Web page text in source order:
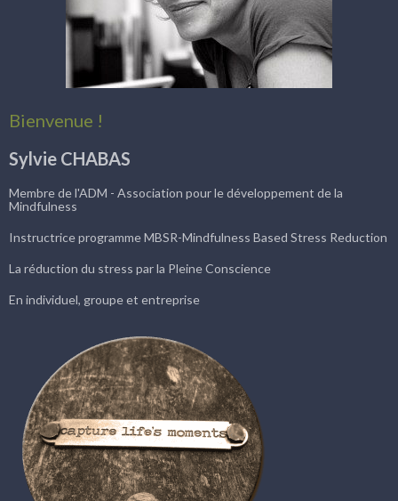
Bienvenue !
Sylvie CHABAS
Membre de l'ADM - Association pour le développement de la
Mindfulness
Instructrice programme MBSR-Mindfulness Based Stress Reduction
La réduction du stress par la Pleine Conscience
En individuel, groupe et entreprise